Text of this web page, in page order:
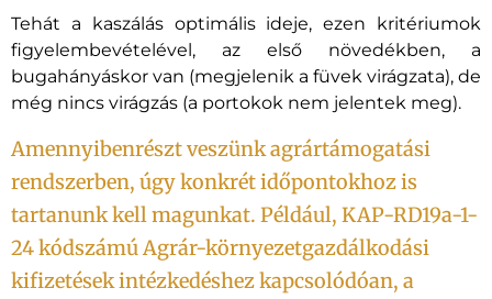
Tehát a kaszálás optimális ideje, ezen kritériumok
figyelembevételével, az első növedékben, a
bugahányáskor van (megjelenik a füvek virágzata), de
még nincs virágzás (a portokok nem jelentek meg).
Amennyibenrészt veszünk agrártámogatási
rendszerben, úgy konkrét időpontokhoz is
tartanunk kell magunkat. Például, KAP-RD19a-1-
24 kódszámú Agrár-környezetgazdálkodási
kifizetések intézkedéshez kapcsolódóan, a